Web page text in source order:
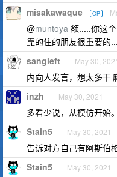
misakawaque OP
@muntoya 额.....你这
靠的住的朋友很重要的
sangleft May 30, 2021
内向人发言，想太多干
inzh May 30, 2021
多看少说，从模仿开始。
Stain5 May 30, 2021
告诉对方自己有阿斯伯
Stain5 May 30, 2021